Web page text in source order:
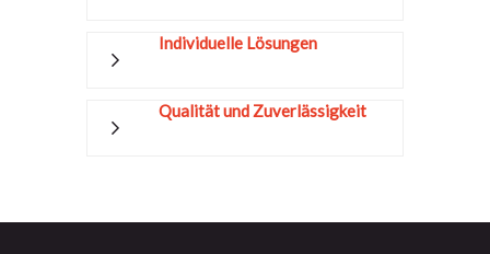
Individuelle Lösungen
Qualität und Zuverlässigkeit